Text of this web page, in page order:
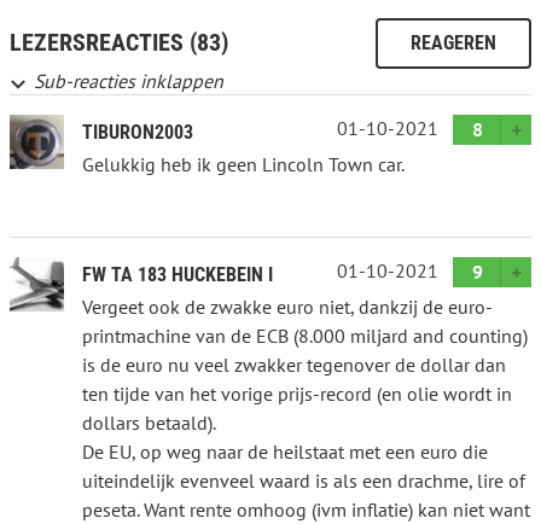
LEZERSREACTIES (83) REAGEREN
Sub-reacties inklappen
TIBURON2003 01-10-2021
8
Gelukkig heb ik geen Lincoln Town car.
FW TA 183 HUCKEBEIN I 01-10-2021
9
Vergeet ook de zwakke euro niet, dankzij de euro-
printmachine van de ECB (8.000 miljard and counting)
is de euro nu veel zwakker tegenover de dollar dan
ten tijde van het vorige prijs-record (en olie wordt in
dollars betaald).
De EU, op weg naar de heilstaat met een euro die
uiteindelijk evenveel waard is als een drachme, lire of
peseta. Want rente omhoog (ivm inflatie) kan niet want